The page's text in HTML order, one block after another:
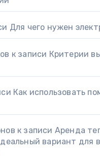
Для чего нужен
к записи Критерии
Как использовать
к записи Аренда
вариант для